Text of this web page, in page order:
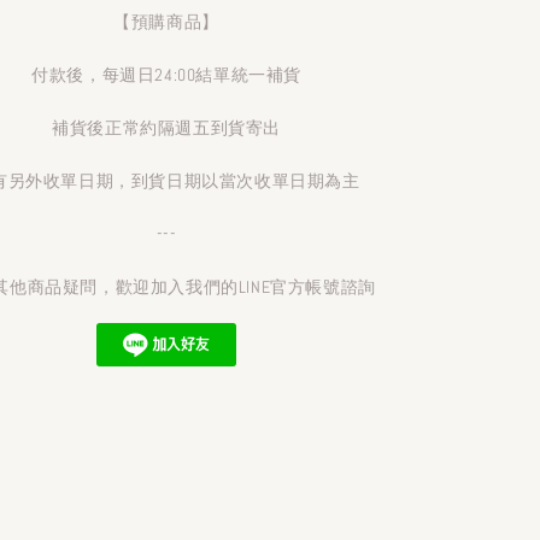
【預購商品】
付款後，每週日24:00結單統一補貨
補貨後正常約隔週五到貨寄出
另外收單日期，到貨日期以當次收單日期為主
---
他商品疑問，歡迎加入我們的LINE官方帳號諮詢